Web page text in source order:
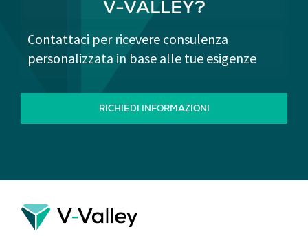
V-VALLEY?
Contattaci per ricevere consulenza
personalizzata in base alle tue esigenze
RICHIEDI INFORMAZIONI